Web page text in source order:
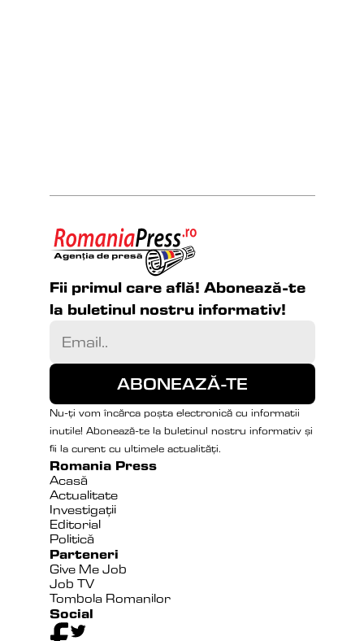
Fii primul care află! Abonează-te
la buletinul nostru informativ!
Nu-ți vom încărca poșta electronică cu informatii
inutile! Abonează-te la buletinul nostru informativ și
fii la curent cu ultimele actualități.
Romania Press
Acasă
Actualitate
Investigații
Editorial
Politică
Parteneri
Give Me Job
Job TV
Tombola Romanilor
Social